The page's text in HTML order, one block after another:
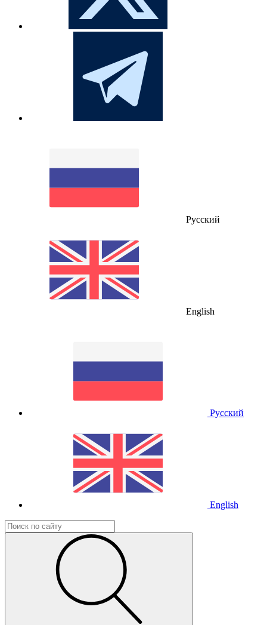
Русский
English
Русский
English